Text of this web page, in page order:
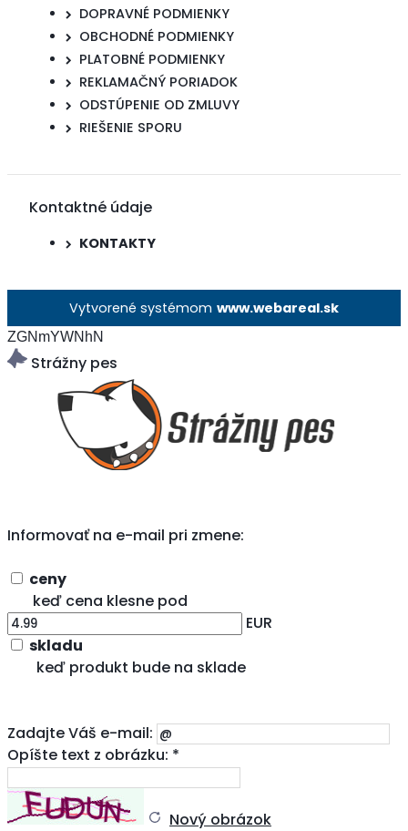
DOPRAVNÉ PODMIENKY
OBCHODNÉ PODMIENKY
PLATOBNÉ PODMIENKY
REKLAMAČNÝ PORIADOK
ODSTÚPENIE OD ZMLUVY
RIEŠENIE SPORU
Kontaktné údaje
KONTAKTY
Vytvorené systémom www.webareal.sk
ZGNmYWNhN
Strážny pes
Informovať na e-mail pri zmene:
ceny
keď cena klesne pod
EUR
skladu
keď produkt bude na sklade
Zadajte Váš e-mail:
Opíšte text z obrázku: *
Nový obrázok